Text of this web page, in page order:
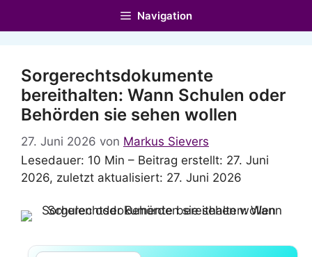
Navigation
Sorgerechtsdokumente
bereithalten: Wann Schulen oder
Behörden sie sehen wollen
27. Juni 2026 von Markus Sievers
Lesedauer: 10 Min – Beitrag erstellt: 27. Juni
2026, zuletzt aktualisiert: 27. Juni 2026